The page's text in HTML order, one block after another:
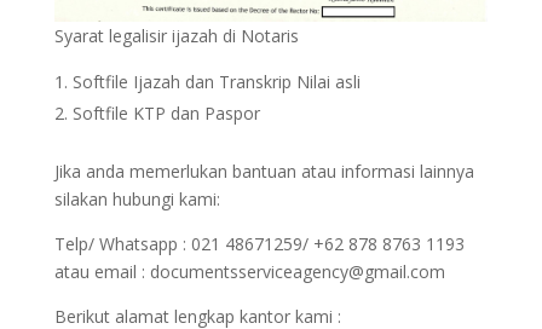
Syarat legalisir ijazah di Notaris
Softfile Ijazah dan Transkrip Nilai asli
Softfile KTP dan Paspor
Jika anda memerlukan bantuan atau informasi lainnya
silakan hubungi kami:
Telp/ Whatsapp : 021 48671259/ +62 878 8763 1193
atau email : documentsserviceagency@gmail.com
Berikut alamat lengkap kantor kami :